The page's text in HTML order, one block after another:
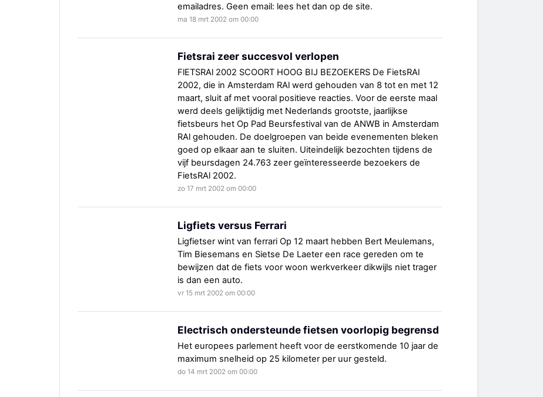
emailadres. Geen email: lees het dan op de site.
ma 18 mrt 2002 om 00:00
Fietsrai zeer succesvol verlopen
FlETSRAl 2002 SCOORT HOOG BIJ BEZOEKERS De FietsRAl
2002, die in Amsterdam RAl werd gehouden van 8 tot en met 12
maart, sluit af met vooral positieve reacties. Voor de eerste maal
werd deels gelijktijdig met Nederlands grootste, jaarlijkse
fietsbeurs het Op Pad Beursfestival van de ANWB in Amsterdam
RAl gehouden. De doelgroepen van beide evenementen bleken
goed op elkaar aan te sluiten. Uiteindelijk bezochten tijdens de
vijf beursdagen 24.763 zeer geïnteresseerde bezoekers de
FietsRAl 2002.
zo 17 mrt 2002 om 00:00
Ligfiets versus Ferrari
Ligfietser wint van ferrari Op 12 maart hebben Bert Meulemans,
Tim Biesemans en Sietse De Laeter een race gereden om te
bewijzen dat de fiets voor woon werkverkeer dikwijls niet trager
is dan een auto.
vr 15 mrt 2002 om 00:00
Electrisch ondersteunde fietsen voorlopig begrensd
Het europees parlement heeft voor de eerstkomende 10 jaar de
maximum snelheid op 25 kilometer per uur gesteld.
do 14 mrt 2002 om 00:00